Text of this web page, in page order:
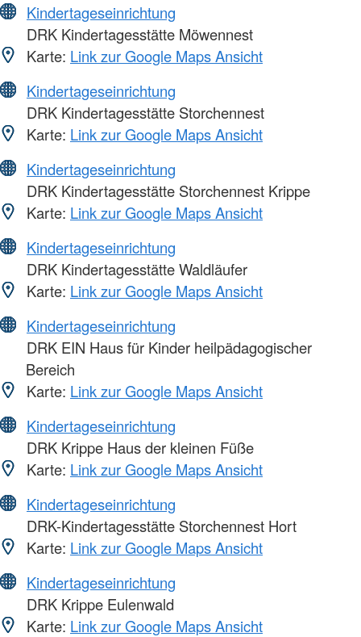
Kindertageseinrichtung
DRK Kindertagesstätte Möwennest
Karte: Link zur Google Maps Ansicht
Kindertageseinrichtung
DRK Kindertagesstätte Storchennest
Karte: Link zur Google Maps Ansicht
Kindertageseinrichtung
DRK Kindertagesstätte Storchennest Krippe
Karte: Link zur Google Maps Ansicht
Kindertageseinrichtung
DRK Kindertagesstätte Waldläufer
Karte: Link zur Google Maps Ansicht
Kindertageseinrichtung
DRK EIN Haus für Kinder heilpädagogischer
Bereich
Karte: Link zur Google Maps Ansicht
Kindertageseinrichtung
DRK Krippe Haus der kleinen Füße
Karte: Link zur Google Maps Ansicht
Kindertageseinrichtung
DRK-Kindertagesstätte Storchennest Hort
Karte: Link zur Google Maps Ansicht
Kindertageseinrichtung
DRK Krippe Eulenwald
Karte: Link zur Google Maps Ansicht